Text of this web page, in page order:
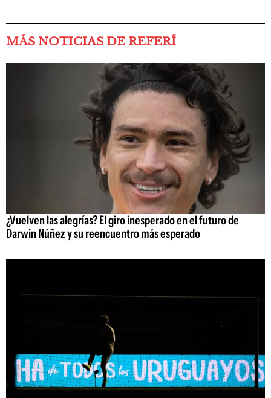
MÁS NOTICIAS DE REFERÍ
¿Vuelven las alegrías? El giro inesperado en el futuro de
Darwin Núñez y su reencuentro más esperado